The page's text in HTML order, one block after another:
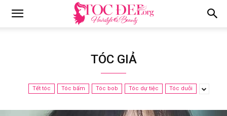
TÓC GIẢ
Tết tóc Tóc bấm Tóc bob Tóc dự tiệc Tóc duỗi